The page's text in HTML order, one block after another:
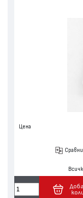
Цена
Сравни